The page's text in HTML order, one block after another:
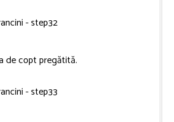
de copt pregătită.